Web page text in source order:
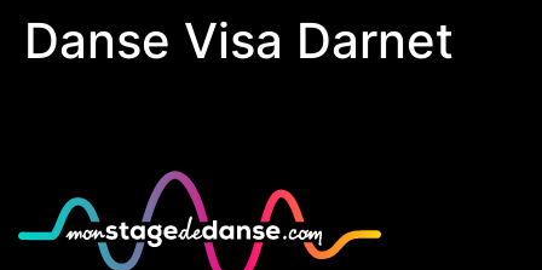
Danse Visa Darnet